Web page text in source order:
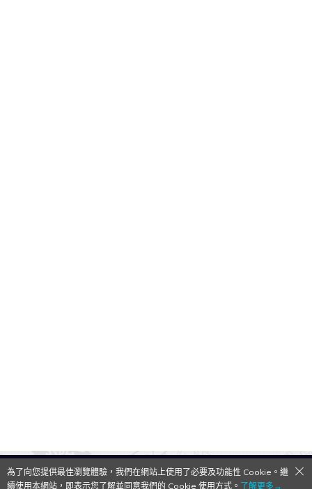
QooApp Limited © 2026
為了向您提供最佳瀏覽體驗，我們在網站上使用了必要及功能性 Cookie。繼
續使用本網站，即表示您了解並同意我們的 Cookie 使用方式。 了解更多→